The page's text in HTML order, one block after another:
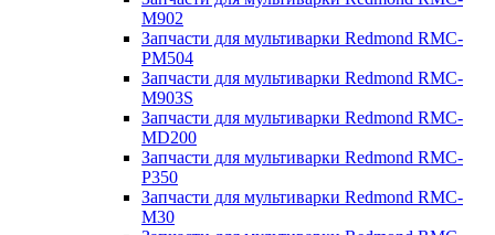
M902
Запчасти для мультиварки Redmond RMC-
PM504
Запчасти для мультиварки Redmond RMC-
M903S
Запчасти для мультиварки Redmond RMC-
MD200
Запчасти для мультиварки Redmond RMC-
P350
Запчасти для мультиварки Redmond RMC-
M30